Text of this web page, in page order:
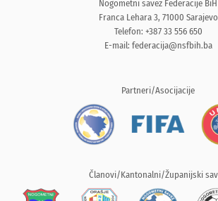
Nogometni savez Federacije BiH
Franca Lehara 3, 71000 Sarajevo
Telefon: +387 33 556 650
E-mail: federacija@nsfbih.ba
Partneri/Asocijacije
Članovi/Kantonalni/Županijski